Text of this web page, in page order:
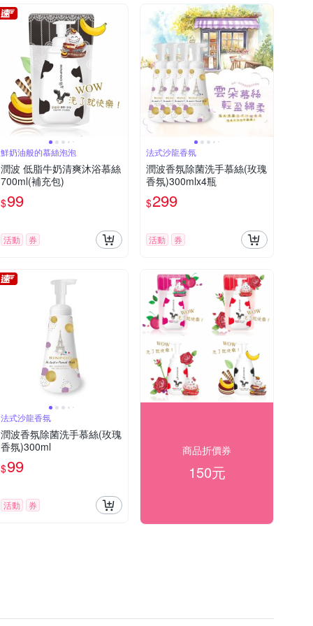
鮮奶油般的慕絲泡泡
潤波 低脂牛奶清爽沐浴慕絲
700ml(補充包)
$99
活動 券
法式沙龍香氛
潤波香氛除菌洗手慕絲(玫瑰
香氛)300mlx4瓶
$299
活動 券
法式沙龍香氛
潤波香氛除菌洗手慕絲(玫瑰
香氛)300ml
$99
活動 券
商品折價券
150元